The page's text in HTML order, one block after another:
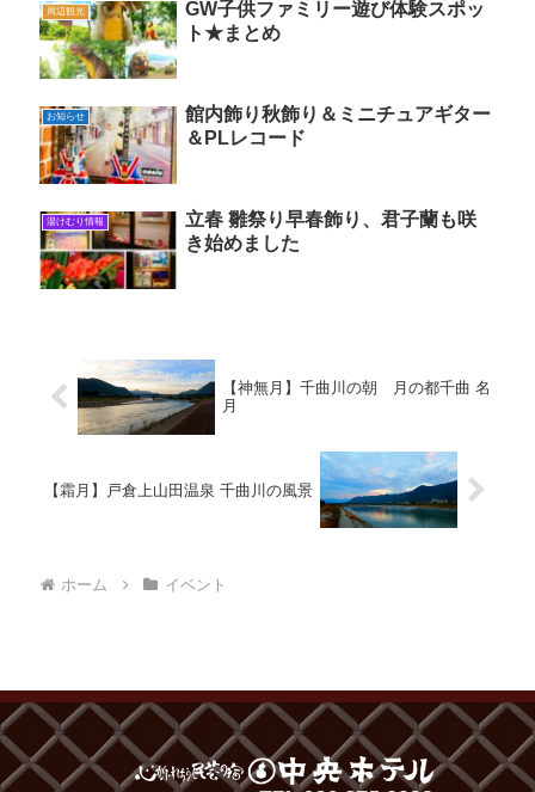
周辺観光
GW子供ファミリー遊び体験スポッ
ト★まとめ
お知らせ
館内飾り秋飾り＆ミニチュアギター
＆PLレコード
湯けむり情報
立春 雛祭り早春飾り、君子蘭も咲
き始めました
【神無月】千曲川の朝 月の都千曲 名
月
【霜月】戸倉上山田温泉 千曲川の風景
ホーム イベント